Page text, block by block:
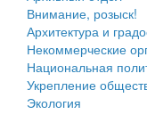
Внимание, розыск!
Архитектура и
Некоммерческие
Национальная
Укрепление
Экология